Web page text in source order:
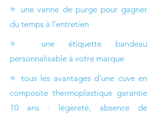
⭐ une vanne de purge pour gagner
du temps à l'entretien
⭐ une étiquette bandeau
personnalisable à votre marque
⭐ tous les avantages d'une cuve en
composite thermoplastique garantie
10 ans : légèreté, absence de